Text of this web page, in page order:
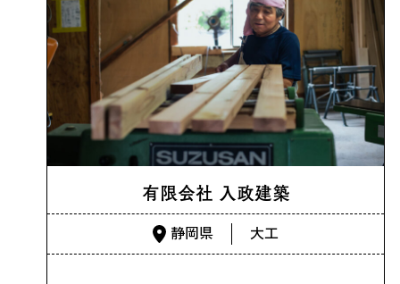
有限会社 入政建築
静岡県 大工